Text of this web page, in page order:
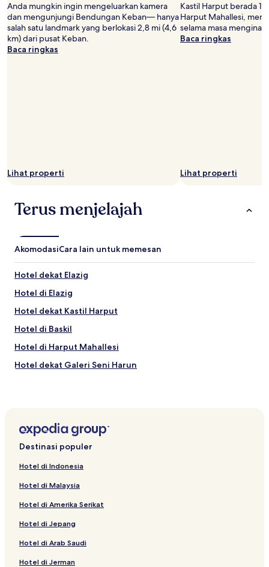
Anda mungkin ingin mengeluarkan kamera
dan mengunjungi Bendungan Keban— hanya
salah satu landmark yang berlokasi 2,8 mi (4,6
km) dari pusat Keban.
Baca ringkas
Lihat properti
Kastil Harput berada
Harput Mahallesi,
selama masa
Baca ringkas
Lihat properti
Terus menjelajah
AkomodasiCara lain untuk memesan
Hotel dekat Elazig
Hotel di Elazig
Hotel dekat Kastil Harput
Hotel di Baskil
Hotel di Harput Mahallesi
Hotel dekat Galeri Seni Harun
Destinasi populer
Hotel di Indonesia
Hotel di Malaysia
Hotel di Amerika Serikat
Hotel di Jepang
Hotel di Arab Saudi
Hotel di Jerman